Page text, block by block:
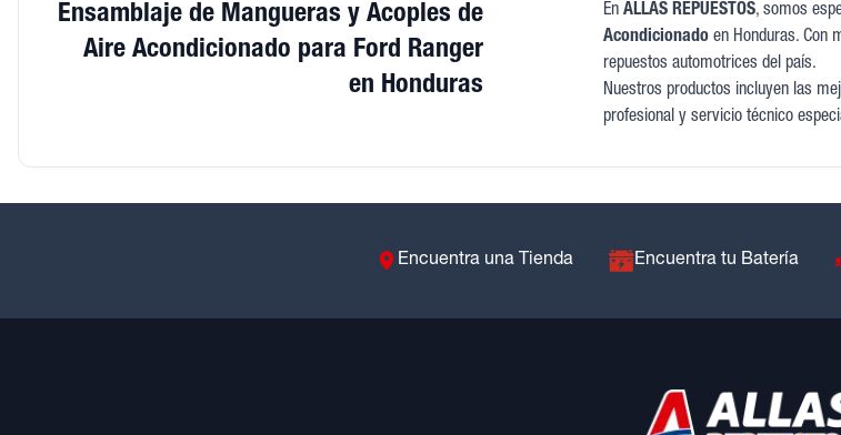
Ensamblaje de Mangueras y Acoples de
Aire Acondicionado para Ford Ranger
en Honduras
En ALLAS REPUESTOS, somos
Acondicionadoen Honduras. Con
repuestos automotrices del país.
Nuestros productos incluyen las
profesional y servicio técnico
Encuentra una Tienda Encuentra tu Batería